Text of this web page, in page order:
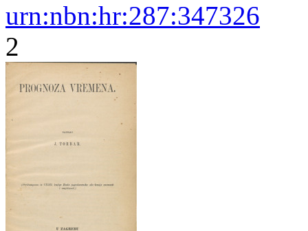
urn:nbn:hr:287:347326
2